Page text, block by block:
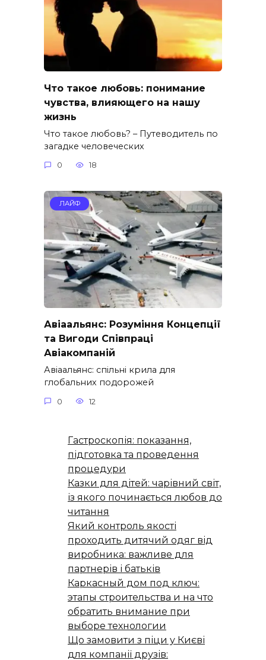
Что такое любовь: понимание
чувства, влияющего на нашу
жизнь
Что такое любовь? – Путеводитель по
загадке человеческих
0 18
ЛАЙФ
Авіаальянс: Розуміння Концепції
та Вигоди Співпраці
Авіакомпаній
Авіаальянс: спільні крила для
глобальних подорожей
0 12
Гастроскопія: показання,
підготовка та проведення
процедури
Казки для дітей: чарівний світ,
із якого починається любов до
читання
Який контроль якості
проходить дитячий одяг від
виробника: важливе для
партнерів і батьків
Каркасный дом под ключ:
этапы строительства и на что
обратить внимание при
выборе технологии
Що замовити з піци у Києві
для компанії друзів: